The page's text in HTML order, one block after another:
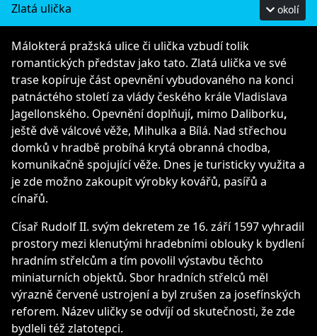
Zlatá ulička okolí
Málokterá pražská ulice či ulička vzbudí tolik
romantických představ jako tato. Zlatá ulička ve své
trase kopíruje část opevnění vybudovaného na konci
patnáctého století za vlády českého krále Vladislava
Jagellonského. Opevnění doplňují, mimo Daliborku,
ještě dvě válcové věže, Mihulka a Bílá. Nad střechou
domků v hradbě probíhá krytá obranná chodba,
komunikačně spojující věže. Dnes je turisticky využita a
je zde možno zakoupit výrobky kovářů, pasířů a
cínařů.
Císař Rudolf II. svým dekretem ze 16. září 1597 vyhradil
prostory mezi klenutými hradebními oblouky k bydlení
hradním střelcům a tím povolil výstavbu těchto
miniaturních objektů. Sbor hradních střelců měl
výrazně červené ustrojení a byl zrušen za josefínských
reforem. Název uličky se odvíjí od skutečnosti, že zde
bydleli též zlatotepci.